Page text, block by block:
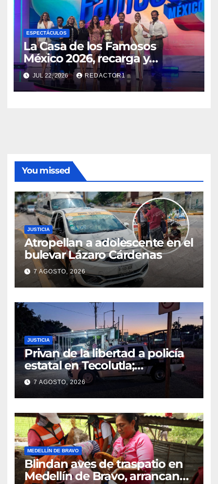
ESPECTÁCULOS
La Casa de los Famosos
México 2026, recarga y
renovada.
JUL 22, 2026 REDACTOR1
You missed
JUSTICIA
Atropellan a adolescente en el
bulevar Lázaro Cárdenas
7 AGOSTO, 2026
JUSTICIA
Privan de la libertad a policía
estatal en Tecolutla;
despliegan operativo para
localizarlo
7 AGOSTO, 2026
MEDELLÍN DE BRAVO
Blindan aves de traspatio en
Medellín de Bravo, arrancan